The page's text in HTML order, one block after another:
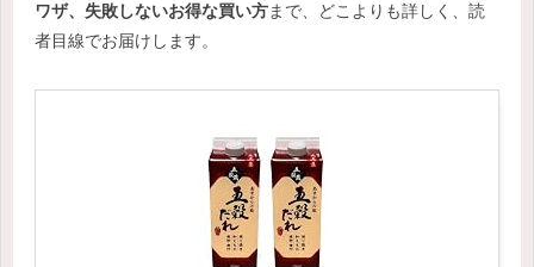
ワザ、失敗しないお得な買い方まで、どこよりも詳しく、読
者目線でお届けします。